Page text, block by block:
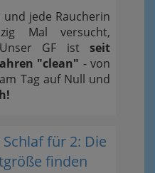
und jede Raucherin
Mal versucht,
GF ist seit
"clean" - von
Tag auf Null und
für 2: Die
finden